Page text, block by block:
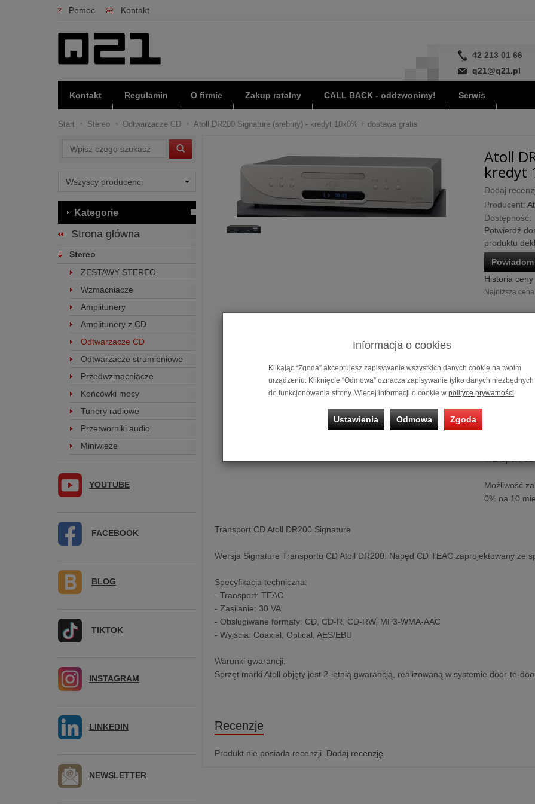
Pomoc Kontakt
42 213 01 66
q21@q21.pl
Kontakt Regulamin O firmie Zakup ratalny CALL BACK - oddzwonimy! Serwis
Start Stereo Odtwarzacze CD Atoll DR200 Signature (srebrny) - kredyt 10x0% + dostawa gratis
Atoll
kredyt
Dodaj
Producent:
Dostępność:
Potwierdź
produktu
Historia ceny
Najniższa
Transport
Możliwość
0% na 10
Transport CD Atoll DR200 Signature
Wersja Signature Transportu CD Atoll DR200. Napęd CD TEAC zaprojektowany ze
Specyfikacja techniczna:
- Transport: TEAC
- Zasilanie: 30 VA
- Obsługiwane formaty: CD, CD-R, CD-RW, MP3-WMA-AAC
- Wyjścia: Coaxial, Optical, AES/EBU
Warunki gwarancji:
Sprzęt marki Atoll objęty jest 2-letnią gwarancją, realizowaną w systemie door-to-
Recenzje
Produkt nie posiada recenzji. Dodaj recenzję
Wyszukaj
Kategorie
Strona główna
Stereo
ZESTAWY STEREO
Wzmacniacze
Amplitunery
Amplitunery z CD
Odtwarzacze CD
Odtwarzacze strumieniowe
Przedwzmacniacze
Końcówki mocy
Tunery radiowe
Przetworniki audio
Miniwieże
YOUTUBE
FACEBOOK
BLOG
TIKTOK
INSTAGRAM
LINKEDIN
NEWSLETTER
Informacja o cookies
Klikając “Zgoda” akceptujesz zapisywanie wszystkich danych cookie na twoim
urządzeniu. Kliknięcie “Odmowa” oznacza zapisywanie tylko danych niezbędnych
do funkcjonowania strony. Więcej informacji o cookie w polityce prywatności.
Ustawienia Odmowa Zgoda